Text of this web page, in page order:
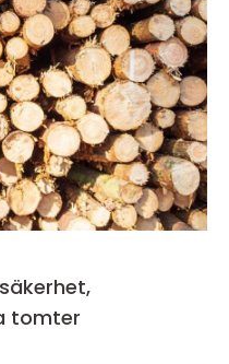
tomter